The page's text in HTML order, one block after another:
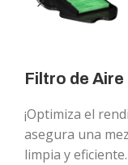
Filtro de
¡Optimiza el
asegura una
limpia y